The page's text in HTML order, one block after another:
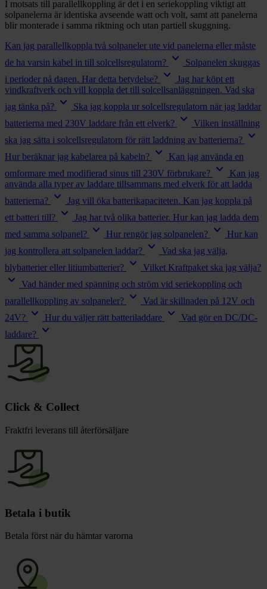
I motsats till parallellkoppling är det i en seriekoppling viktigt att
solpanelerna är identiska avseende watt och volt, samt att panelerna
blir monterade i samma riktning och utan partiell skuggning.
Kan jag parallellkoppla två solpaneler ute vid panelerna eller måste
de ha varsin kabel in till solcellsregulatorn? keyboard_arrow_down
Solpanelen skuggas
i perioder på dagen. Har detta betydelse? keyboard_arrow_down
Jag har köpt ett
vindkraftverk och vill koppla det till solcellsanläggningen. Vad ska
jag tänka på? keyboard_arrow_down
Ska jag koppla ur solcellsregulatorn när jag laddar
batterierna med 230V laddare från ett elverk? keyboard_arrow_down
Vilken inställning
ska jag sätta i solcellsregulatorn för rätt laddning av batterierna? keyboard_arrow_down
Hur beräknar jag kabelarea på kabeln? keyboard_arrow_down
Kan jag använda en
omformare med modifierad sinus till 230V förbrukare? keyboard_arrow_down
Kan jag
använda alla typer av laddare tillsammans med elverk för att ladda
batterierna? keyboard_arrow_down
Jag vill öka batterikapaciteten. Kan jag koppla på
ett batteri till? keyboard_arrow_down
Jag har två olika batterier. Hur kan jag ladda dem
med samma solpanel? keyboard_arrow_down Hur rengör jag solpanelen? keyboard_arrow_down
Hur kan
jag kontrollera att solpanelen laddar? keyboard_arrow_down
Vad ska jag välja,
blybatterier eller litiumbatterier? keyboard_arrow_down Vilket Kraftpaket ska jag välja?
keyboard_arrow_down
Vad händer med spänning och ström vid seriekoppling och
parallellkoppling av solpaneler? keyboard_arrow_down
Vad är skillnaden på 12V och
24V? keyboard_arrow_down Hur du väljer rätt batteriladdare keyboard_arrow_down
Vad gör en DC/DC-
laddare? keyboard_arrow_down
Click & Collect
Fraktfri leverans till återförsäljare
Betala i butik
Betala först när du hämtar varorna